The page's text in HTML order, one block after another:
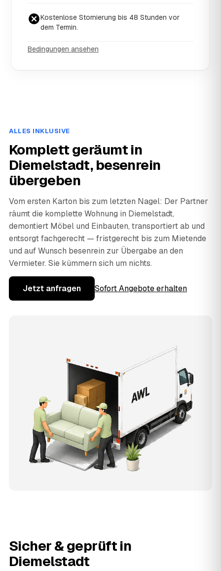
Kostenlose Stornierung bis 48 Stunden vor
dem Termin.
Bedingungen ansehen
ALLES INKLUSIVE
Komplett geräumt in
Diemelstadt, besenrein
übergeben
Vom ersten Karton bis zum letzten Nagel: Der Partner
räumt die komplette Wohnung in Diemelstadt,
demontiert Möbel und Einbauten, transportiert ab und
entsorgt fachgerecht — fristgerecht bis zum Mietende
und auf Wunsch besenrein zur Übergabe an den
Vermieter. Sie kümmern sich um nichts.
Jetzt anfragen Sofort Angebote erhalten
Sicher & geprüft in
Diemelstadt